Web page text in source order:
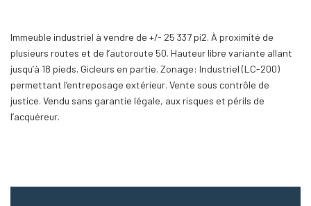
Immeuble industriel à vendre de +/- 25 337 pi2. À proximité de
plusieurs routes et de l’autoroute 50. Hauteur libre variante allant
jusqu’à 18 pieds. Gicleurs en partie. Zonage: Industriel (LC-200)
permettant l’entreposage extérieur. Vente sous contrôle de
justice. Vendu sans garantie légale, aux risques et périls de
l’acquéreur.